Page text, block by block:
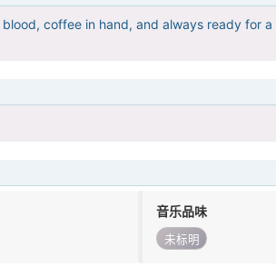
coffee in hand, and always ready for
音乐品味
未标明